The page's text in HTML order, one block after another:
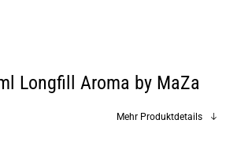
Longfill Aroma by MaZa
Mehr Produktdetails